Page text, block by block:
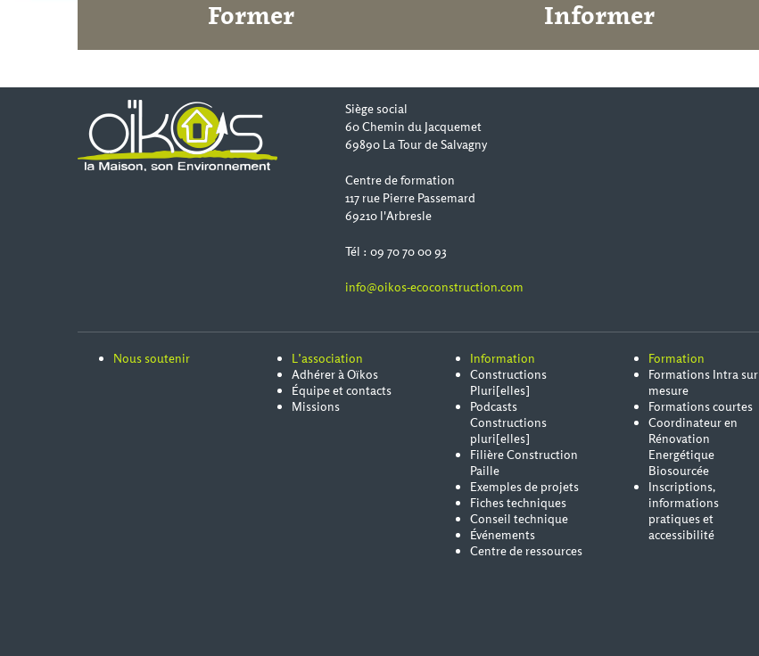
Former Informer
Siège social
60 Chemin du Jacquemet
69890 La Tour de Salvagny
Centre de formation
117 rue Pierre Passemard
69210 l'Arbresle
Tél : 09 70 70 00 93
info@oikos-ecoconstruction.com
Nous soutenir
L’association
Adhérer à Oïkos
Équipe et contacts
Missions
Information
Constructions
Pluri[elles]
Podcasts
Constructions
pluri[elles]
Filière Construction
Paille
Exemples de projets
Fiches techniques
Conseil technique
Événements
Centre de ressources
Formation
Formations Intra sur
mesure
Formations courtes
Coordinateur en
Rénovation
Energétique
Biosourcée
Inscriptions,
informations
pratiques et
accessibilité